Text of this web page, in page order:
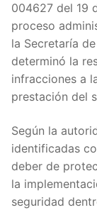
004627 del 19
proceso
la Secretaría
determinó la
infracciones a
prestación del
Según la
identificadas
deber de
la
seguridad